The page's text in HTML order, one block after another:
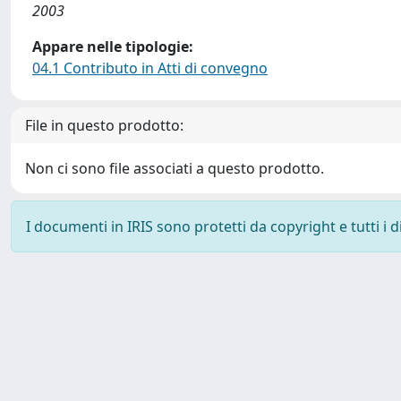
2003
Appare nelle tipologie:
04.1 Contributo in Atti di convegno
File in questo prodotto:
Non ci sono file associati a questo prodotto.
I documenti in IRIS sono protetti da copyright e tutti i